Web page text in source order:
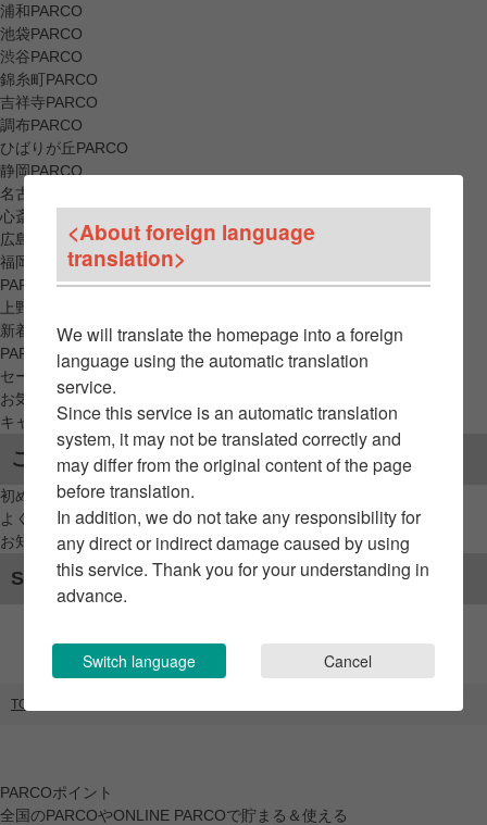
浦和PARCO
池袋PARCO
渋谷PARCO
錦糸町PARCO
吉祥寺PARCO
調布PARCO
ひばりが丘PARCO
静岡PARCO
名古屋PARCO
心斎橋PARCO
広島PARCO
福岡PARCO
PARCO_ya
上野
新着アイテムから探す
PARCO限定アイテムから探す
セールアイテムから探す
お気に入りから探す
キャンペーン/クーポン対象から探す
ご利用案内
初めてのお客様へ
よくあるご質問 / お問い合わせ
お知らせ
SNSアカウント
TOP
PARCOポイント
全国のPARCOやONLINE PARCOで貯まる＆使える
<About foreign language
translation>
We will translate the homepage into a foreign
language using the automatic translation
service.
Since this service is an automatic translation
system, it may not be translated correctly and
may differ from the original content of the page
before translation.
In addition, we do not take any responsibility for
any direct or indirect damage caused by using
this service. Thank you for your understanding in
advance.
Switch language Cancel